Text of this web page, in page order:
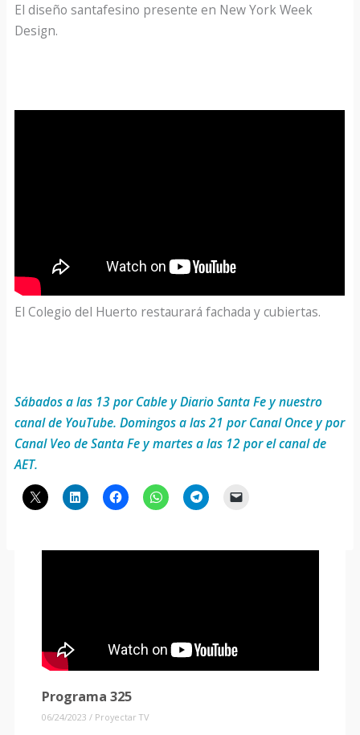
El diseño santafesino presente en New York Week
Design.
El Colegio del Huerto restaurará fachada y cubiertas.
Sábados a las 13 por Cable y Diario Santa Fe y nuestro
canal de YouTube. Domingos a las 21 por Canal Once y por
Canal Veo de Santa Fe y martes a las 12 por el canal de
AET.
Programa 325
06/24/2023 / Proyectar TV